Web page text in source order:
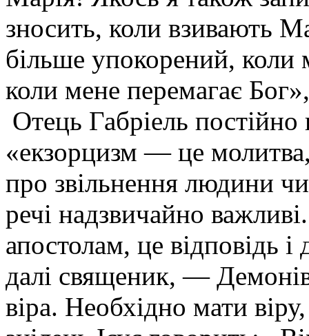
зносить, коли взивають
більше упокорений, коли
коли мене перемагає
Отець Габріель
«екзорцизм — це
про звільнення людини
речі надзвичайно
апостолам, це відповідь
далі священик, —
віра. Необхідно мати